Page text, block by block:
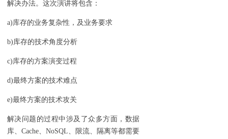
解决办法。这次演讲将包含：
a)库存的业务复杂性，及业务要求
b)库存的技术角度分析
c)库存的方案演变过程
d)最终方案的技术难点
e)最终方案的技术攻关
解决问题的过程中涉及了众多方面，数据
库、Cache、NoSQL、限流、隔离等都需要